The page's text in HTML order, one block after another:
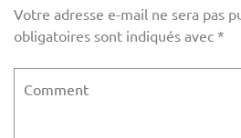
Votre adresse e-mail ne sera pas
obligatoires sont indiqués avec *